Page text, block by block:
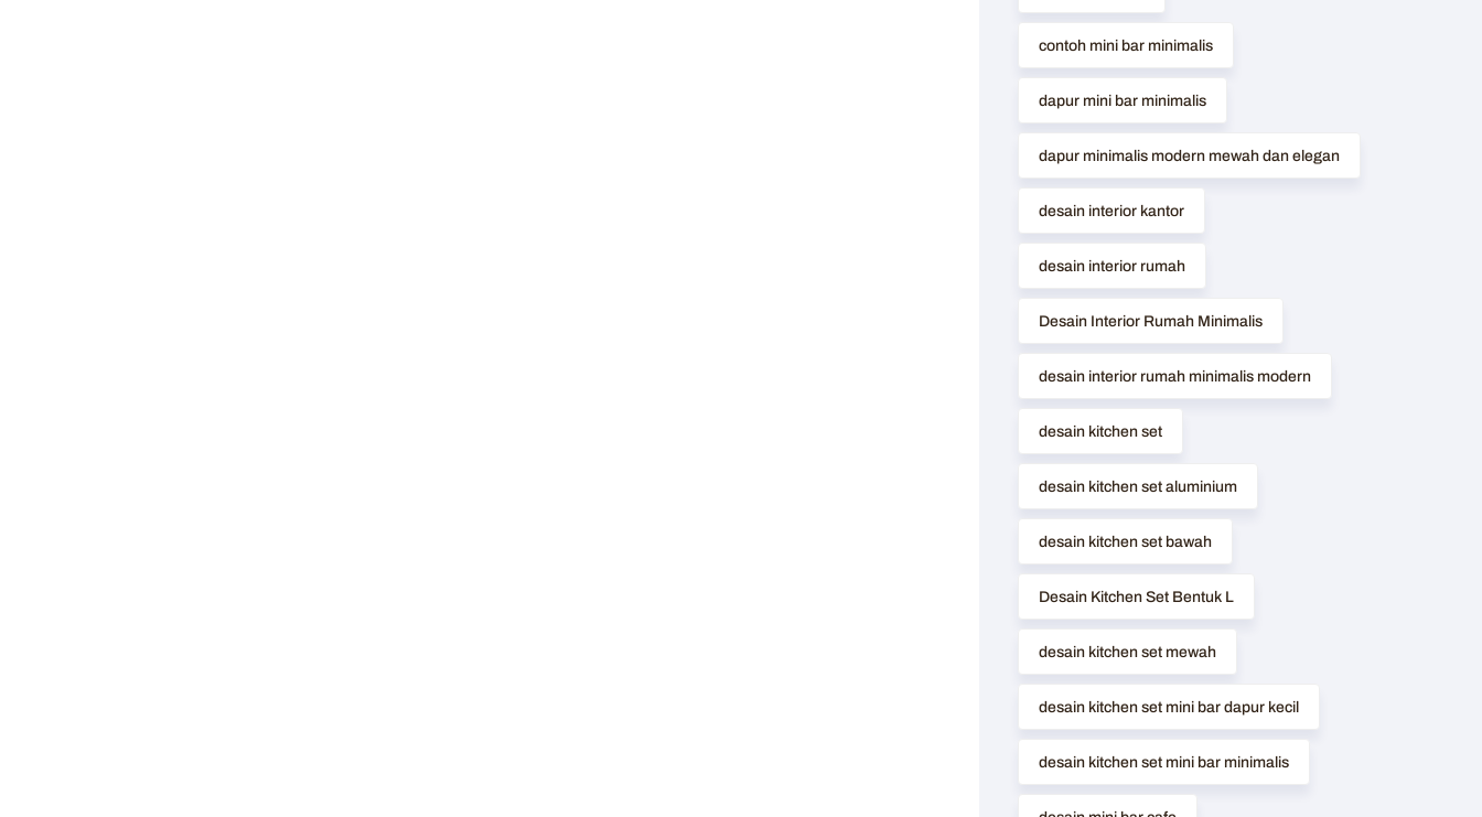
contoh mini bar minimalis
dapur mini bar minimalis
dapur minimalis modern mewah dan elegan
desain interior kantor
desain interior rumah
Desain Interior Rumah Minimalis
desain interior rumah minimalis modern
desain kitchen set
desain kitchen set aluminium
desain kitchen set bawah
Desain Kitchen Set Bentuk L
desain kitchen set mewah
desain kitchen set mini bar dapur kecil
desain kitchen set mini bar minimalis